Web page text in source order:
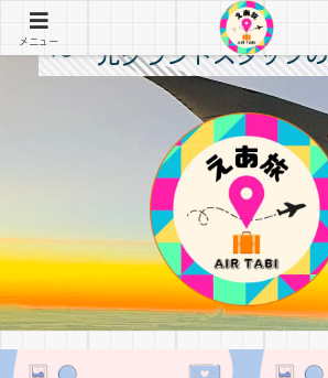
～ 元グランドスタッフ
メニュー